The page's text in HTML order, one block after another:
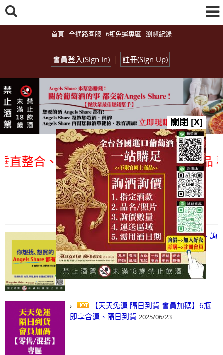
首頁 全通路客服 6瓶免運專區 瀏覽紀錄
會員登入(Sign In) | 註冊(Sign Up)
、一次購足」各國進口酒類商品 專業
總覽-促銷&活動
all events
【凡酒問Angels Share】線上選酒、詢
(尋)酒、詢價、零售、批發，看這裡!
2024/03/01
【天天免運 隔日到貨 會員加碼】6瓶
即享含運、隔日到貨 2025/06/23
關閉 [X]